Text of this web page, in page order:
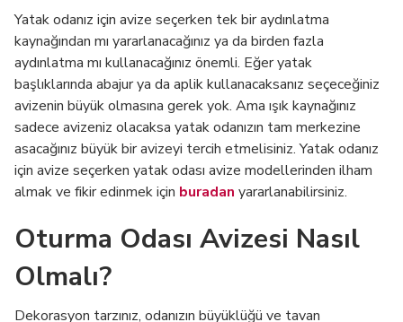
Yatak odanız için avize seçerken tek bir aydınlatma
kaynağından mı yararlanacağınız ya da birden fazla
aydınlatma mı kullanacağınız önemli. Eğer yatak
başlıklarında abajur ya da aplik kullanacaksanız seçeceğiniz
avizenin büyük olmasına gerek yok. Ama ışık kaynağınız
sadece avizeniz olacaksa yatak odanızın tam merkezine
asacağınız büyük bir avizeyi tercih etmelisiniz. Yatak odanız
için avize seçerken yatak odası avize modellerinden ilham
almak ve fikir edinmek için buradan yararlanabilirsiniz.
Oturma Odası Avizesi Nasıl
Olmalı?
Dekorasyon tarzınız, odanızın büyüklüğü ve tavan